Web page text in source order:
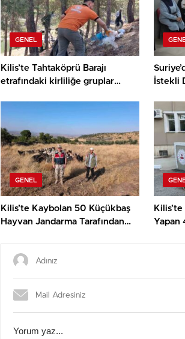
GENEL
Kilis’te Tahtaköprü Barajı
etrafındaki kirliliğe gruplar
İstekli
GENEL
Kilis’te Kaybolan 50 Küçükbaş
Hayvan Jandarma Tarafından
Yapan